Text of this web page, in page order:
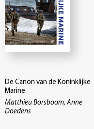
De Canon van de Koninklijke
Marine
Matthieu Borsboom, Anne
Doedens